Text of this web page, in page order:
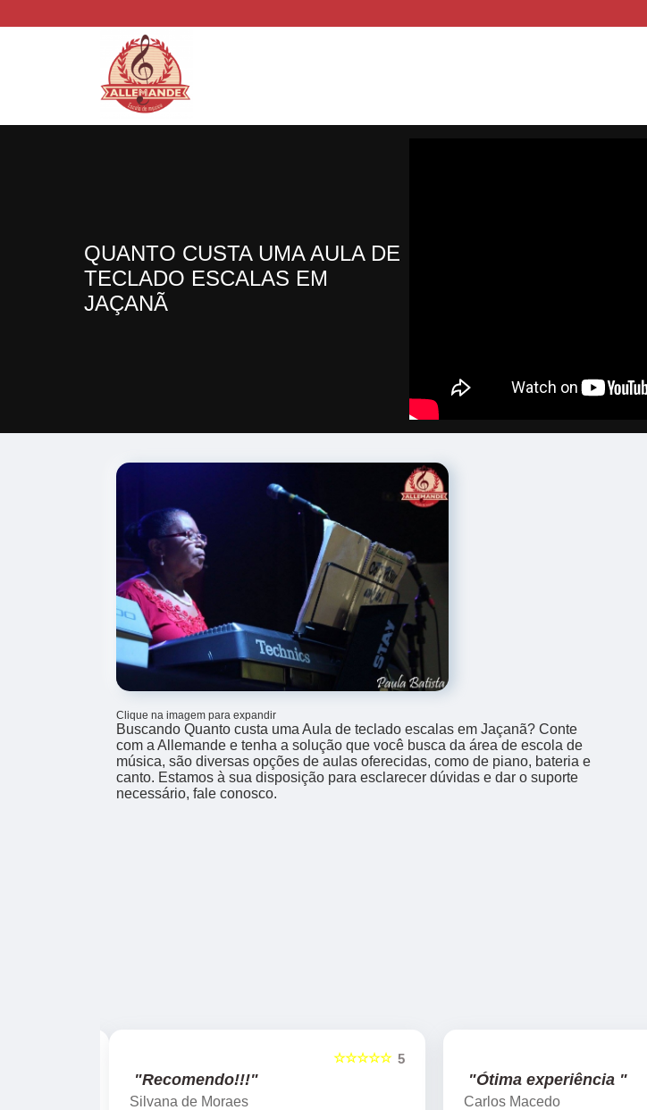
QUANTO CUSTA UMA AULA DE
TECLADO ESCALAS EM
JAÇANÃ
Clique na imagem para expandir
Buscando Quanto custa uma Aula de teclado escalas em Jaçanã? Conte
com a Allemande e tenha a solução que você busca da área de escola de
música, são diversas opções de aulas oferecidas, como de piano, bateria e
canto. Estamos à sua disposição para esclarecer dúvidas e dar o suporte
necessário, fale conosco.
5
☆☆☆☆☆
"Recomendo!!!"
Silvana de Moraes
"Ótima experiência "
Carlos Macedo